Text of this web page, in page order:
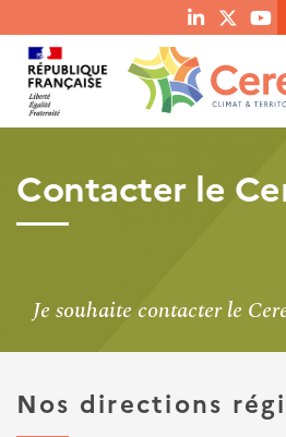
menu
social
links
RECHERCHER UN MOT-CLÉ, UNE
QUE RECHERCHEZ-VOUS ?
Contacter le
Je souhaite contacter le
Nos directions